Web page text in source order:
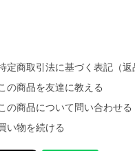
定商取引法に基づく表記（返
の商品を友達に教える
の商品について問い合わせる
い物を続ける